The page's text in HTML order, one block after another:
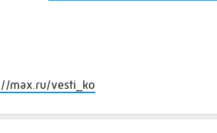
max.ru/vesti_ko